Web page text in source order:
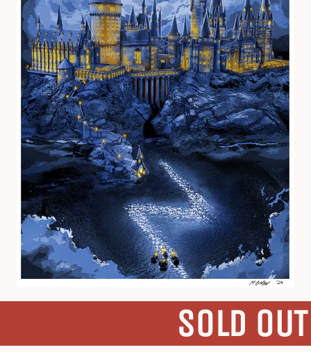
SOLD OUT